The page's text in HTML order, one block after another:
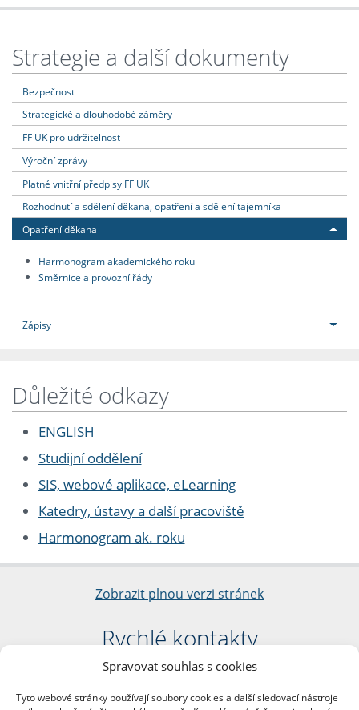
Spravovat souhlas s cookies
Tyto webové stránky používají soubory cookies a další sledovací nástroje
Strategie a další dokumenty
Bezpečnost
Strategické a dlouhodobé záměry
FF UK pro udržitelnost
Výroční zprávy
Platné vnitřní předpisy FF UK
Rozhodnutí a sdělení děkana, opatření a sdělení tajemníka
Opatření děkana
Harmonogram akademického roku
Směrnice a provozní řády
Zápisy
Důležité odkazy
ENGLISH
Studijní oddělení
SIS, webové aplikace, eLearning
Katedry, ústavy a další pracoviště
Harmonogram ak. roku
Zobrazit plnou verzi stránek
Rychlé kontakty
Filozofická fakulta
nám. Jana Palacha 1/2